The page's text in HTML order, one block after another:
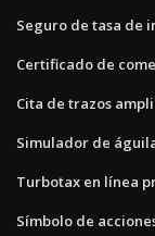
Seguro de tasa de
Certificado de
Cita de trazos
Simulador de
Turbotax en línea
Símbolo de